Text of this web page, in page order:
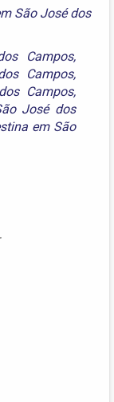
São José dos
Campos,
Campos,
Campos,
José dos
em São